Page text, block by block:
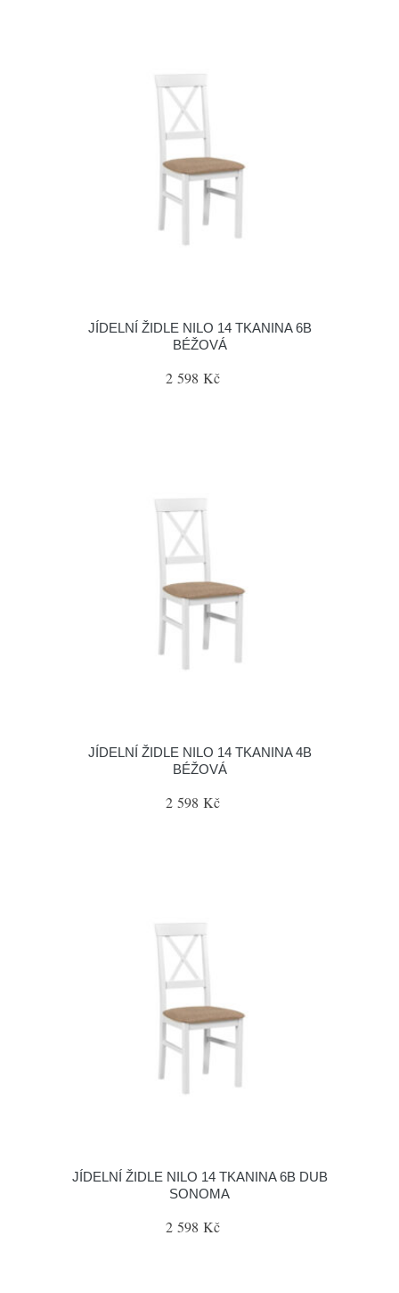
JÍDELNÍ ŽIDLE NILO 14 TKANINA 6B
BÉŽOVÁ
2 598 Kč
JÍDELNÍ ŽIDLE NILO 14 TKANINA 4B
BÉŽOVÁ
2 598 Kč
JÍDELNÍ ŽIDLE NILO 14 TKANINA 6B DUB
SONOMA
2 598 Kč